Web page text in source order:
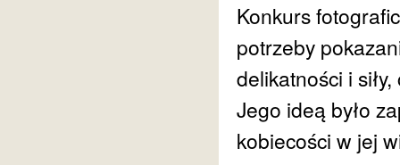
Konkurs
potrzeby
delikatności i
Jego ideą było
kobiecości w jej